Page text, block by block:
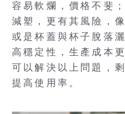
容易軟爛，價格不斐
減塑，更有其風險，
或是杯蓋與杯子脫落
高穩定性，生產成本
可以解決以上問題，
提高使用率。